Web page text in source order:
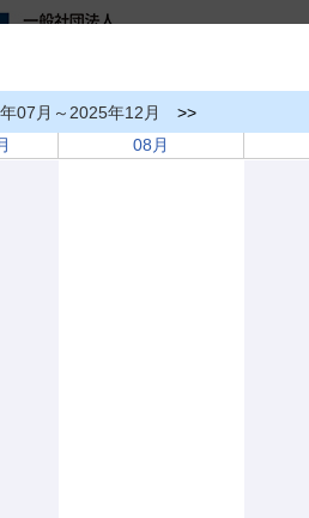
壊検査とは 学術活動
07月～2025年12月
>>
08月